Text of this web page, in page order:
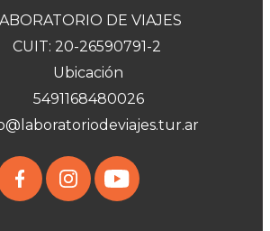
DE VIAJES
CUIT: 20-26590791-2
Ubicación
5491168480026